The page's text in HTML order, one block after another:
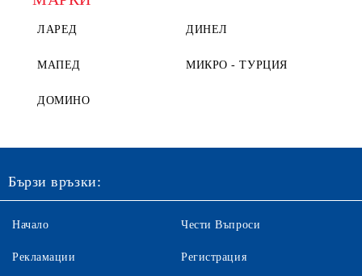
ЛАРЕД ДИНЕЛ
МАПЕД МИКРО - ТУРЦИЯ
ДОМИНО
Бързи връзки:
Начало
Рекламации
Чести Въпроси
Регистрация